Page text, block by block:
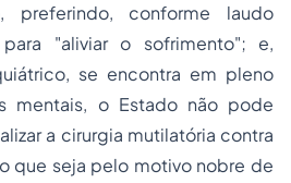
preferindo, conforme laudo
"aliviar o sofrimento"; e,
se encontra em pleno
mentais, o Estado não pode
a cirurgia mutilatória contra
que seja pelo motivo nobre de